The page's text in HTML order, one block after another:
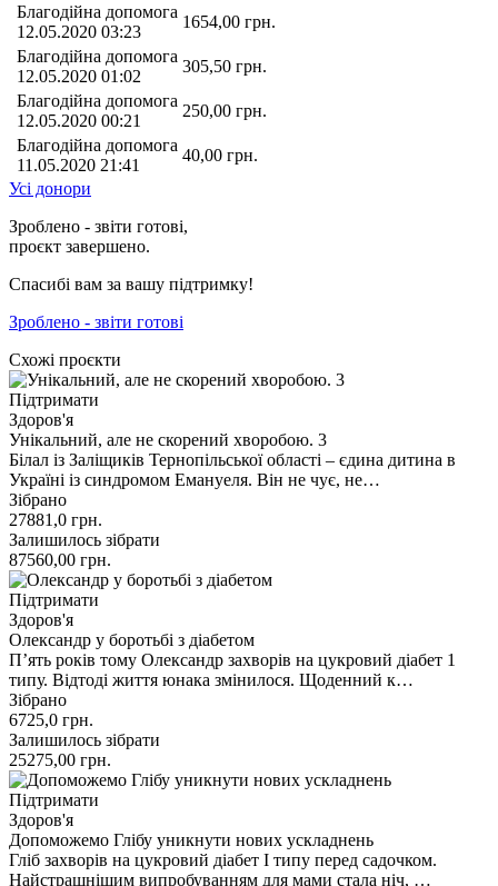
Благодійна допомога
12.05.2020 03:23
1654,00 грн.
Благодійна допомога
12.05.2020 01:02
305,50 грн.
Благодійна допомога
12.05.2020 00:21
250,00 грн.
Благодійна допомога
11.05.2020 21:41
40,00 грн.
Усі донори
Зроблено - звіти готові,
проєкт завершено.
Спасибі вам за вашу підтримку!
Зроблено - звіти готові
Схожі проєкти
Підтримати
Здоров'я
Унікальний, але не скорений хворобою. 3
Білал із Заліщиків Тернопільської області – єдина дитина в
Україні із синдромом Емануеля. Він не чує, не…
Зібрано
27881,0 грн.
Залишилось зібрати
87560,00 грн.
Підтримати
Здоров'я
Олександр у боротьбі з діабетом
П’ять років тому Олександр захворів на цукровий діабет 1
типу. Відтоді життя юнака змінилося. Щоденний к…
Зібрано
6725,0 грн.
Залишилось зібрати
25275,00 грн.
Підтримати
Здоров'я
Допоможемо Глібу уникнути нових ускладнень
Гліб захворів на цукровий діабет І типу перед садочком.
Найстрашнішим випробуванням для мами стала ніч, …